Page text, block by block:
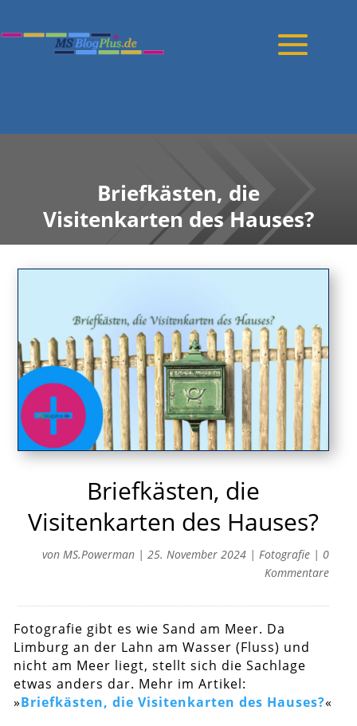
Briefkästen, die
Visitenkarten des Hauses?
Briefkästen, die
Visitenkarten des Hauses?
von MS.Powerman| 25. November 2024| Fotografie| 0
Kommentare
Fotografie gibt es wie Sand am Meer. Da
Limburg an der Lahn am Wasser (Fluss) und
nicht am Meer liegt, stellt sich die Sachlage
etwas anders dar. Mehr im Artikel:
»Briefkästen, die Visitenkarten des Hauses?«